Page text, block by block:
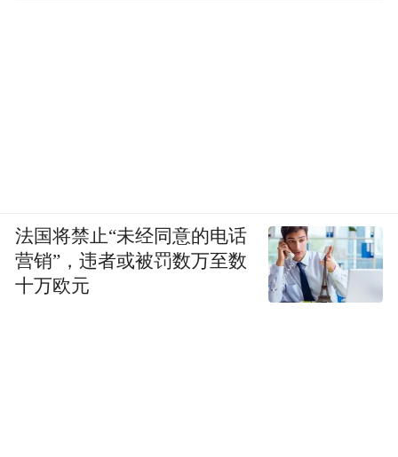
法国将禁止“未经同意的电话
营销”，违者或被罚数万至数
十万欧元